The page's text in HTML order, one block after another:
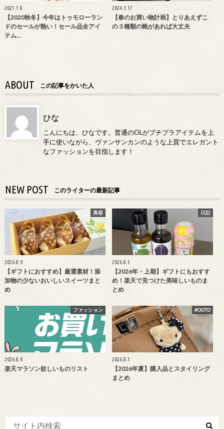
2021.1.8
【2020秋冬】今年はトゥモローラン
ドのセールが熱い！セール品全アイ
テム…
2024.3.17
【春のお買い物計画】とりあえずこ
の３種類の靴があれば大丈夫
ABOUT この記事をかいた人
ひな
こんにちは、ひなです。普通のOLがプチプラアイテムを上
手に使いながら、ヴァンサンカンのような上質でエレガント
なファッションを目指します！
NEW POST このライターの最新記事
美容
2026.8.9
【ギフトにおすすめ】厳選素材！添
加物の少ないおいしいスイーツまと
め
日記
2026.8.5
【2026年・上期】ギフトにもおすす
め！楽天で見つけた美味しいものま
とめ
ファッション
2026.8.4
楽天マラソン欲しいものリスト
#OOTD
2026.8.1
【2026年夏】購入品とスタイリング
まとめ